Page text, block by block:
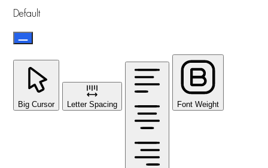
Default
Big Cursor Letter Spacing Font Weight